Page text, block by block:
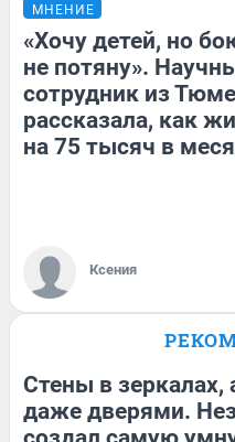
МНЕНИЕ
«Хочу детей, но
не потяну».
сотрудник из
рассказала, как
на 75 тысяч в
Ксения
Стены в
даже дверями.